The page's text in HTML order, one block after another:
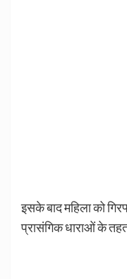
इसके बाद महिला को
प्रासंगिक धाराओं के तहत